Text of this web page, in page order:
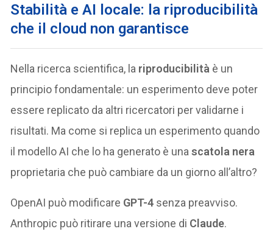
Stabilità e AI locale: la riproducibilità
che il cloud non garantisce
Nella ricerca scientifica, la riproducibilità è un
principio fondamentale: un esperimento deve poter
essere replicato da altri ricercatori per validarne i
risultati. Ma come si replica un esperimento quando
il modello AI che lo ha generato è unascatola nera
proprietaria che può cambiare da un giorno all’altro?
OpenAI può modificare GPT-4 senza preavviso.
Anthropic può ritirare una versione di Claude.